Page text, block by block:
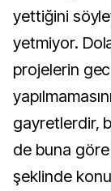
yettiğini
yetmiyor.
projelerin
gayretlerdir,
de buna göre
şeklinde